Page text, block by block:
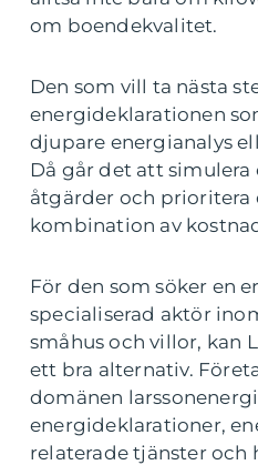
om boendekvalitet.
Den som vill ta nästa
energideklarationen
djupare energianalys
Då går det att simulera
åtgärder och prioritera
kombination av
För den som söker en
specialiserad aktör
småhus och villor, kan
ett bra alternativ.
domänen
energideklarationer,
relaterade tjänster och